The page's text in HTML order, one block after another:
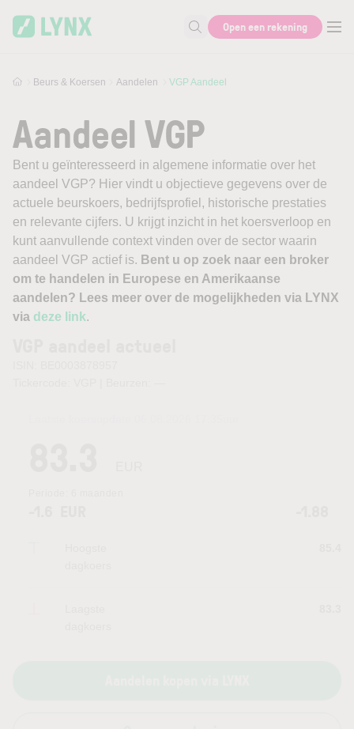
Zoek naar informatie
Open een rekening
Beurs & Koersen Aandelen VGP Aandeel
Aandeel VGP
Bent u geïnteresseerd in algemene informatie over het
aandeel VGP? Hier vindt u objectieve gegevens over de
actuele beurskoers, bedrijfsprofiel, historische prestaties
en relevante cijfers. U krijgt inzicht in het koersverloop en
kunt aanvullende context vinden over de sector waarin
aandeel VGP actief is. Bent u op zoek naar een broker
om te handelen in Europese en Amerikaanse
aandelen? Lees meer over de mogelijkheden via LYNX
via deze link.